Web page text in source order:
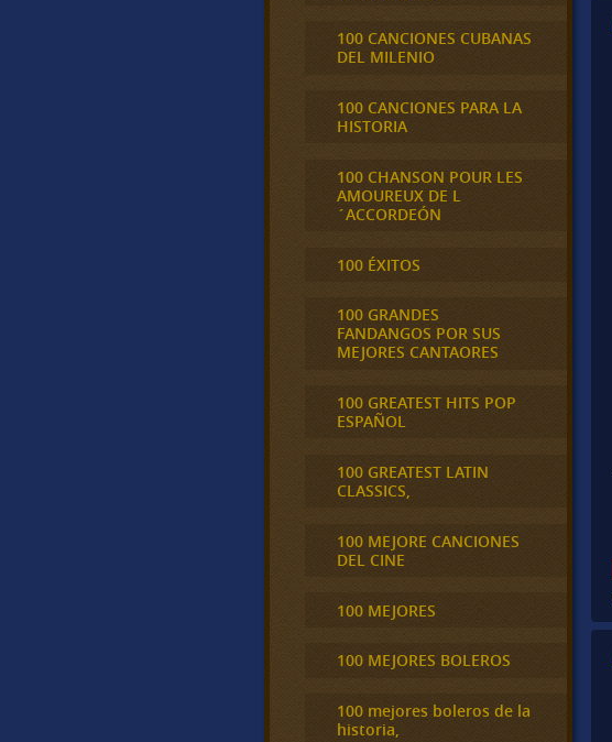
100 CANCIONES CUBANAS
DEL MILENIO
100 CANCIONES PARA LA
HISTORIA
100 CHANSON POUR LES
AMOUREUX DE L
´ACCORDEÓN
100 ÉXITOS
100 GRANDES
FANDANGOS POR SUS
MEJORES CANTAORES
100 GREATEST HITS POP
ESPAÑOL
100 GREATEST LATIN
CLASSICS,
100 MEJORE CANCIONES
DEL CINE
100 MEJORES
100 MEJORES BOLEROS
100 mejores boleros de la
historia,